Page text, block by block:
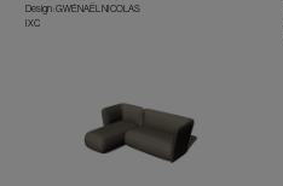
Design : GWÉNAËL NICOLAS
IXC